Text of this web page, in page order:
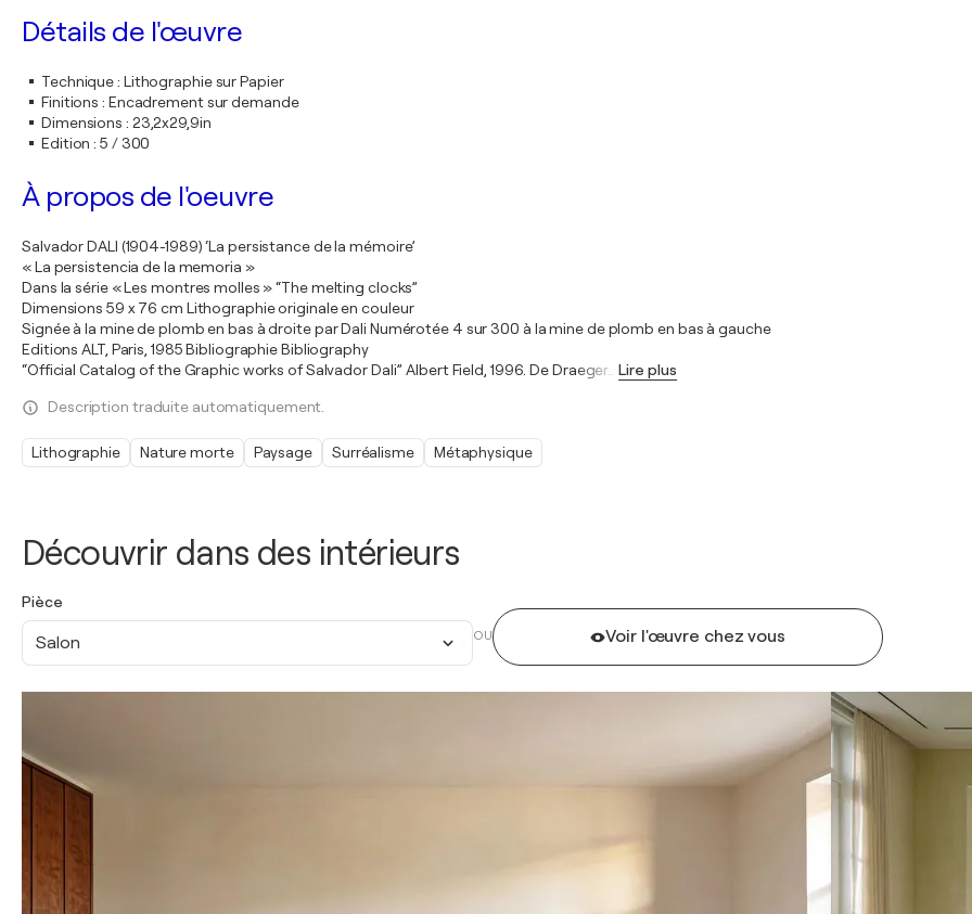
Découvrir dans des intérieurs
Pièce
Salon OU Voir l'œuvre chez vous
Détails de l'œuvre
Technique: Lithographie sur Papier
Finitions : Encadrement sur demande
Dimensions : 23,2x29,9in
Edition :5 / 300
À propos de l'oeuvre
Salvador DALI (1904-1989) ‘La persistance de la mémoire’
« La persistencia de la memoria »
Dans la série « Les montres molles » “The melting clocks”
Dimensions 59 x 76 cm Lithographie originale en couleur
Signée à la mine de plomb en bas à droite par Dali Numérotée 4 sur 300 à la mine de plomb en bas à gauche
Editions ALT, Paris, 1985 Bibliographie Bibliography
“Official Catalog of the Graphic works of Salvador Dali” Albert Field, 1996. De Draeger… Lire plus
Description traduite automatiquement.
Lithographie Nature morte Paysage Surréalisme Métaphysique